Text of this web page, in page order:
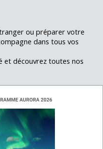
ou préparer votre
dans tous vos
et découvrez toutes nos